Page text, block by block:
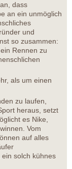
dass
an ein unmöglich
und
so zusammen:
Rennen zu
als um einen
zu laufen,
heraus, setzt
es Nike,
Vom
auf alles
solch kühnes